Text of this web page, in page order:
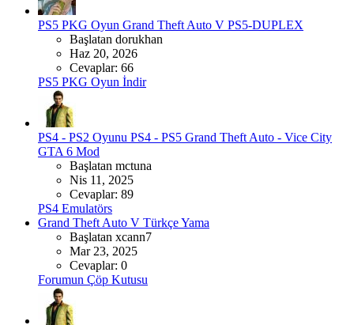
PS5 PKG Oyun Grand Theft Auto V PS5-DUPLEX
Başlatan dorukhan
Haz 20, 2026
Cevaplar: 66
PS5 PKG Oyun İndir
PS4 - PS2 Oyunu PS4 - PS5 Grand Theft Auto - Vice City
GTA 6 Mod
Başlatan mctuna
Nis 11, 2025
Cevaplar: 89
PS4 Emulatörs
Grand Theft Auto V Türkçe Yama
Başlatan xcann7
Mar 23, 2025
Cevaplar: 0
Forumun Çöp Kutusu